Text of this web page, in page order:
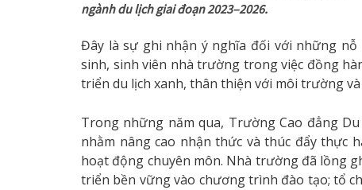
ngành du lịch giai đoạn 2023–2026.
Đây là sự ghi nhận ý nghĩa đối với những
sinh, sinh viên nhà trường trong việc đồng
triển du lịch xanh, thân thiện với môi trường
Trong những năm qua, Trường Cao đẳng
nhằm nâng cao nhận thức và thúc đẩy thực
hoạt động chuyên môn. Nhà trường đã lồng
triển bền vững vào chương trình đào tạo; tổ